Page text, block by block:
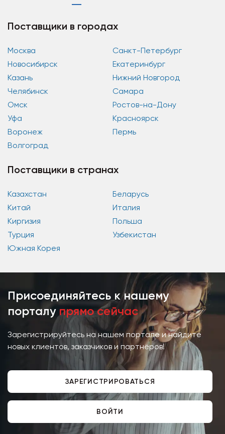
Поставщики в городах
Москва
Санкт-Петербург
Новосибирск
Екатеринбург
Казань
Нижний Новгород
Челябинск
Самара
Омск
Ростов-на-Дону
Уфа
Красноярск
Воронеж
Пермь
Волгоград
Поставщики в странах
Казахстан
Беларусь
Китай
Италия
Киргизия
Польша
Турция
Узбекистан
Южная Корея
Присоединяйтесь к нашему
порталу прямо сейчас
Зарегистрируйтесь на нашем портале и найдите
новых клиентов, заказчиков и партнёров!
ЗАРЕГИСТРИРОВАТЬСЯ
ВОЙТИ